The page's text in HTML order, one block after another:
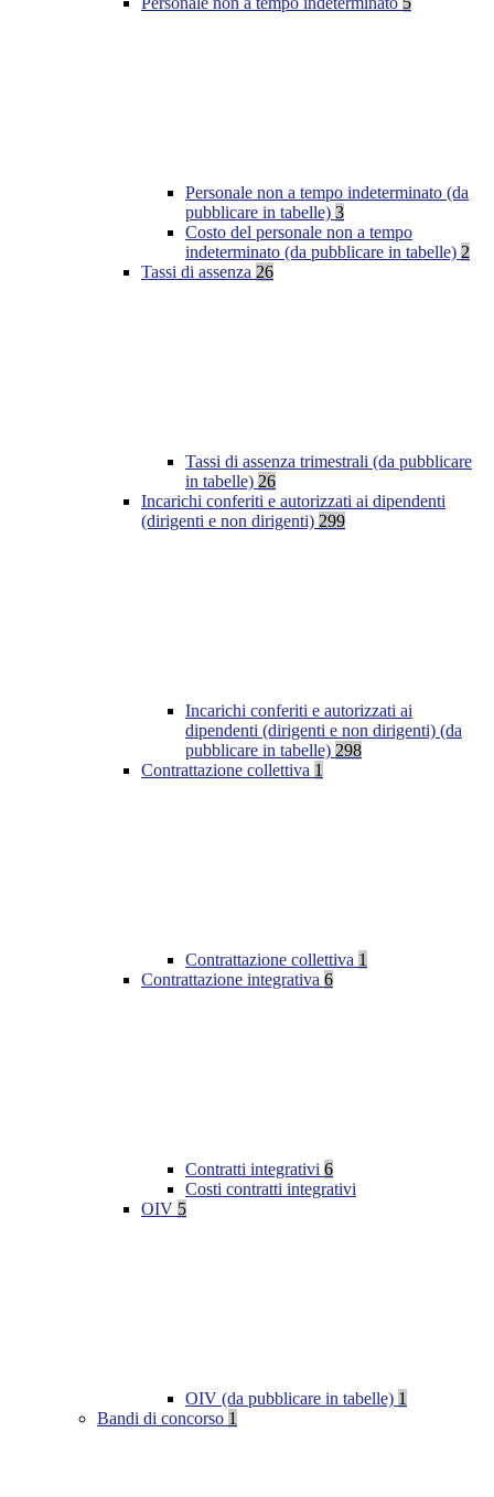
Personale non a tempo indeterminato (da
pubblicare in tabelle) 3
Costo del personale non a tempo
indeterminato (da pubblicare in tabelle) 2
Tassi di assenza 26
Tassi di assenza trimestrali (da pubblicare
in tabelle) 26
Incarichi conferiti e autorizzati ai dipendenti
(dirigenti e non dirigenti) 299
Incarichi conferiti e autorizzati ai
dipendenti (dirigenti e non dirigenti) (da
pubblicare in tabelle) 298
Contrattazione collettiva 1
Contrattazione collettiva 1
Contrattazione integrativa 6
Contratti integrativi 6
Costi contratti integrativi
OIV 5
OIV (da pubblicare in tabelle) 1
Bandi di concorso 1